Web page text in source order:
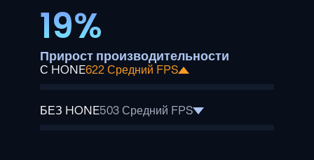
19%
Прирост производительности
С HONE622 Средний FPS
БЕЗ HONE503 Средний FPS